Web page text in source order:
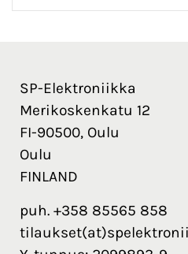
SP-Elektroniikka
Merikoskenkatu 12
FI-90500, Oulu
Oulu
FINLAND
puh. +358 85565 858